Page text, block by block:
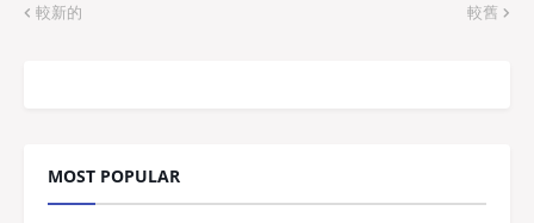
較新的 較舊
MOST POPULAR